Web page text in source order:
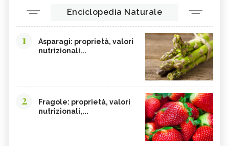
Enciclopedia Naturale
1
Asparagi: proprietà, valori
nutrizionali...
2
Fragole: proprietà, valori
nutrizionali,...